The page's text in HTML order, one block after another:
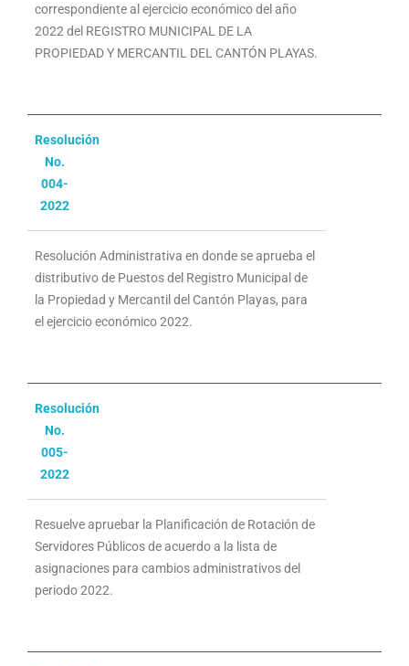
correspondiente al ejercicio económico del año
2022 del REGISTRO MUNICIPAL DE LA
PROPIEDAD Y MERCANTIL DEL CANTÓN PLAYAS.
Resolución
No.
004-
2022
Resolución Administrativa en donde se aprueba el
distributivo de Puestos del Registro Municipal de
la Propiedad y Mercantil del Cantón Playas, para
el ejercicio económico 2022.
Resolución
No.
005-
2022
Resuelve apruebar la Planificación de Rotación de
Servidores Públicos de acuerdo a la lista de
asignaciones para cambios administrativos del
periodo 2022.